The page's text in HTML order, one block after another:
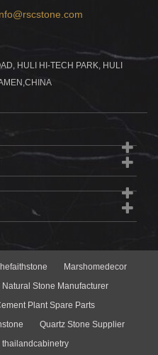
HULI HI-TECH PARK, HULI
Marshomedecor
Natural Stone Manufacturer
Plant Spare Parts
Quartz Stone Supplier
thailandcabinetry